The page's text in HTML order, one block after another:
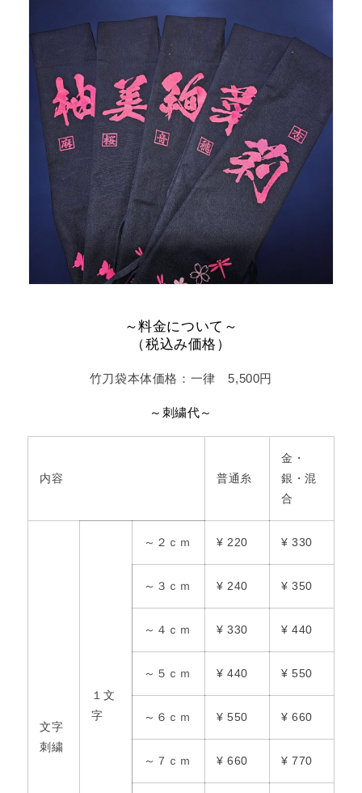
～料金について～
（税込み価格）
竹刀袋本体価格：一律 5,500円
～刺繍代～
内容 普通糸
金・
銀・混
合
文字
刺繍
１文
字
～２ｃｍ ¥ 220 ¥ 330
～３ｃｍ ¥ 240 ¥ 350
～４ｃｍ ¥ 330 ¥ 440
～５ｃｍ ¥ 440 ¥ 550
～６ｃｍ ¥ 550 ¥ 660
～７ｃｍ ¥ 660 ¥ 770